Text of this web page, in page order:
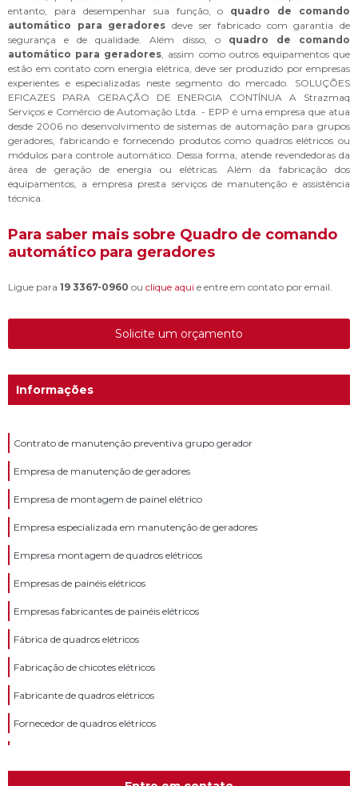
entanto, para desempenhar sua função, o quadro de comando
automático para geradores deve ser fabricado com garantia de
segurança e de qualidade. Além disso, o quadro de comando
automático para geradores, assim como outros equipamentos que
estão em contato com energia elétrica, deve ser produzido por empresas
experientes e especializadas neste segmento do mercado. SOLUÇÕES
EFICAZES PARA GERAÇÃO DE ENERGIA CONTÍNUA A Strazmaq
Serviços e Comércio de Automação Ltda. - EPP é uma empresa que atua
desde 2006 no desenvolvimento de sistemas de automação para grupos
geradores, fabricando e fornecendo produtos como quadros elétricos ou
módulos para controle automático. Dessa forma, atende revendedoras da
área de geração de energia ou elétricas. Além da fabricação dos
equipamentos, a empresa presta serviços de manutenção e assistência
técnica.
Para saber mais sobre Quadro de comando
automático para geradores
Ligue para 19 3367-0960 ou clique aqui e entre em contato por email.
Solicite um orçamento
Informações
Contrato de manutenção preventiva grupo gerador
Empresa de manutenção de geradores
Empresa de montagem de painel elétrico
Empresa especializada em manutenção de geradores
Empresa montagem de quadros elétricos
Empresas de painéis elétricos
Empresas fabricantes de painéis elétricos
Fábrica de quadros elétricos
Fabricação de chicotes elétricos
Fabricante de quadros elétricos
Fornecedor de quadros elétricos
Instalação de grupos geradores